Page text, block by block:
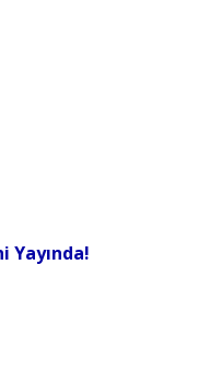
Yayında!